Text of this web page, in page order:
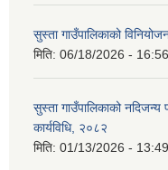
सुस्ता गाउँपालिकाको
मिति: 06/18/2026 - 16:56
सुस्ता गाउँपालिकाको नदिजन्य
कार्यविधि, २०८२
मिति: 01/13/2026 - 13:49